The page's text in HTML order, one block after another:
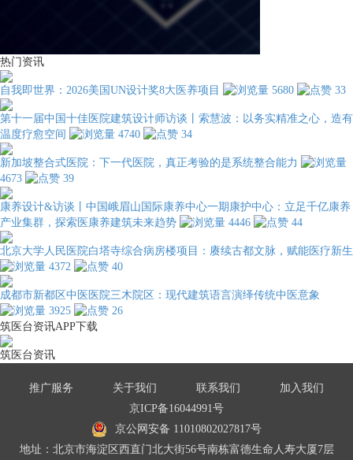
热门资讯
自我即世界：2026美国UN设计奖8大医养项目 5680 33
第十一届中国十佳医院建筑设计师访谈丨索慧波：以务实精准之心，造有
温度疗愈空间
4740 34
新加坡整合式医院：下一代医院，真正考验的是系统整合能力
4673
39
康养设计&访谈丨中国峨眉山国际康养中心一期康护中心：立足千亿康养
产业集群，探索医康养建筑未来趋势
4446 44
北京大学人民医院白塔寺综合病房楼项目：赓续古都文脉，赋能医疗新生
4372
40
成都市新都区中医医院三木院区：现代建筑语言演绎传统中医意象
3925
26
筑医台资讯APP下载
筑医台资讯
推广服务 关于我们 联系我们
加入我们
京ICP备16044991号
京公网安备 11010802027817号
地址：北京市海淀区西直门北大街56号南栋富德生命人寿大厦7层